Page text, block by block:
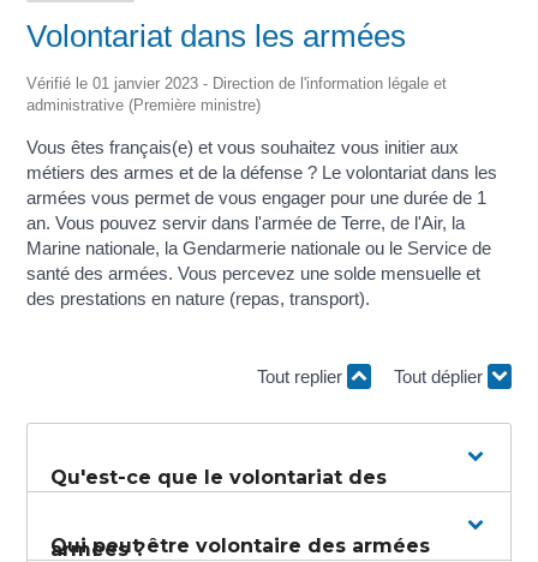
Volontariat dans les armées
Vérifié le 01 janvier 2023 - Direction de l'information légale et
administrative (Première ministre)
Vous êtes français(e) et vous souhaitez vous initier aux
métiers des armes et de la défense ? Le volontariat dans les
armées vous permet de vous engager pour une durée de 1
an. Vous pouvez servir dans l'armée de Terre, de l'Air, la
Marine nationale, la Gendarmerie nationale ou le Service de
santé des armées. Vous percevez une solde mensuelle et
des prestations en nature (repas, transport).
Tout replier Tout déplier
Qu'est-ce que le volontariat des
armées ?
Qui peut être volontaire des armées